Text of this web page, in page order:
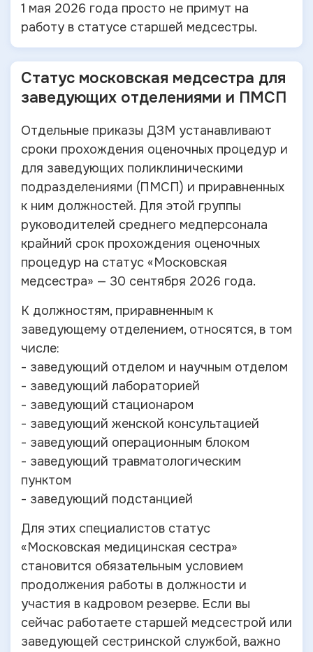
1 мая 2026 года просто не примут на
работу в статусе старшей медсестры.
Статус московская медсестра для
заведующих отделениями и ПМСП
Отдельные приказы ДЗМ устанавливают
сроки прохождения оценочных процедур и
для заведующих поликлиническими
подразделениями (ПМСП) и приравненных
к ним должностей. Для этой группы
руководителей среднего медперсонала
крайний срок прохождения оценочных
процедур на статус «Московская
медсестра» — 30 сентября 2026 года.
К должностям, приравненным к
заведующему отделением, относятся, в том
числе:
- заведующий отделом и научным отделом
- заведующий лабораторией
- заведующий стационаром
- заведующий женской консультацией
- заведующий операционным блоком
- заведующий травматологическим
пунктом
- заведующий подстанцией
Для этих специалистов статус
«Московская медицинская сестра»
становится обязательным условием
продолжения работы в должности и
участия в кадровом резерве. Если вы
сейчас работаете старшей медсестрой или
заведующей сестринской службой, важно